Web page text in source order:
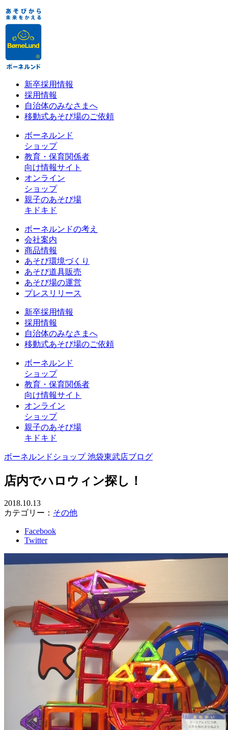
新卒採用情報
採用情報
自治体のみなさまへ
移動式あそび場のご依頼
ボーネルンド
ショップ
教育・保育関係者
向け情報サイト
オンライン
ショップ
親子のあそび場
キドキド
ボーネルンドの考え
会社案内
商品情報
あそび環境づくり
あそび道具販売
あそび場の運営
プレスリリース
新卒採用情報
採用情報
自治体のみなさまへ
移動式あそび場のご依頼
ボーネルンド
ショップ
教育・保育関係者
向け情報サイト
オンライン
ショップ
親子のあそび場
キドキド
ボーネルンドショップ 池袋東武店ブログ
店内でハロウィン探し！
2018.10.13
カテゴリー： その他
Facebook
Twitter